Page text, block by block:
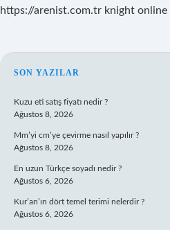
https://arenist.com.tr knight online
SIDEBAR
SON YAZILAR
Kuzu eti satış fiyatı nedir ?
Ağustos 8, 2026
Mm’yi cm’ye çevirme nasıl yapılır ?
Ağustos 8, 2026
En uzun Türkçe soyadı nedir ?
Ağustos 6, 2026
Kur’an’ın dört temel terimi nelerdir ?
Ağustos 6, 2026